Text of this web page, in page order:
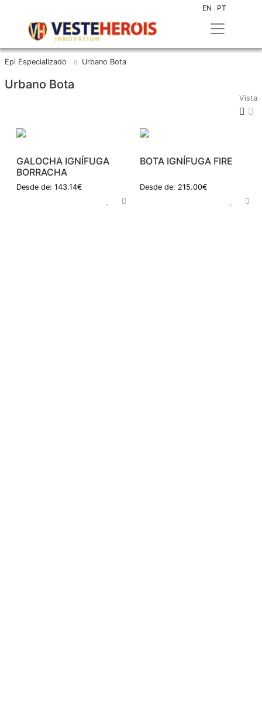
EN PT
Epi Especializado Urbano Bota
Urbano Bota
Vista
GALOCHA IGNÍFUGA
BORRACHA
Desde de: 143.14€
BOTA IGNÍFUGA FIRE
Desde de: 215.00€